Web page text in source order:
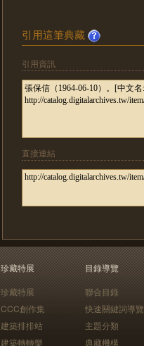
引用這筆典藏
引用資訊
直接連結
珍藏特展
珍藏特展
CCC創作集
建築排排站
建築轉轉樂
目錄導覽
聯合目錄
快速關鍵詞導覽
主題分類
典藏機構